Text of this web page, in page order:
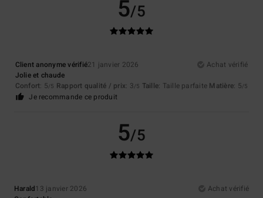
5/5
Client anonyme vérifié21 janvier 2026
Achat vérifié
Jolie et chaude
Confort: 5/5 Rapport qualité / prix: 3/5 Taille: Taille parfaite Matière: 5/5
Je recommande ce produit
5/5
Harald13 janvier 2026
Achat vérifié